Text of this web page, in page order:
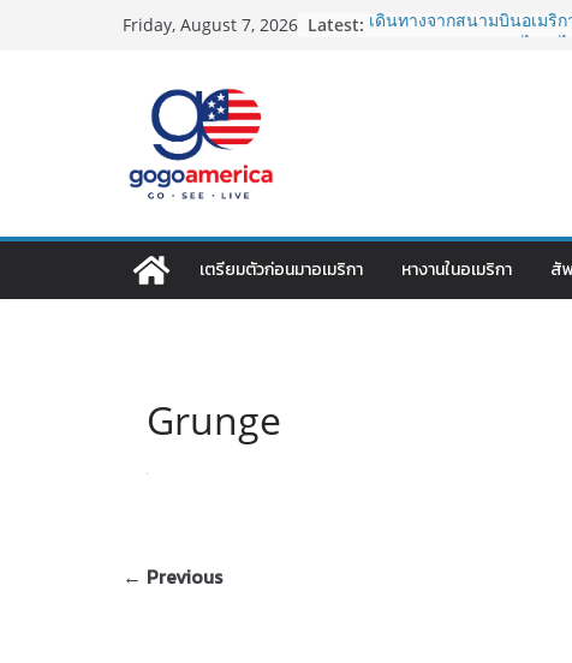
Friday, August 7, 2026 Latest: เดินทางจากสนามบินอเมริก
ประหยัดและคุ้มที่สุดในปี
VPN สำหรับใช้ในอเมริกา
เตรียมตัวก่อนมาอเมริกา หางานในอเมริกา สั
Grunge
← Previous